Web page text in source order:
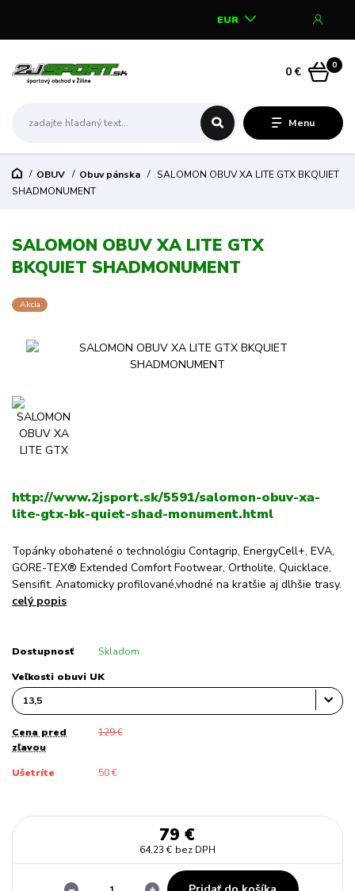
Menu
EUR
0
0 €
OBUV Obuv pánska
SALOMON OBUV XA LITE GTX BKQUIET
SHADMONUMENT
SALOMON OBUV XA LITE GTX
BKQUIET SHADMONUMENT
Akcia
http://www.2jsport.sk/5591/salomon-obuv-xa-
lite-gtx-bk-quiet-shad-monument.html
Topánky obohatené o technológiu Contagrip, EnergyCell+, EVA,
GORE-TEX® Extended Comfort Footwear, Ortholite, Quicklace,
Sensifit. Anatomicky profilované,vhodné na kratšie aj dlhšie trasy.
celý popis
Dostupnosť Skladom
Veľkosti obuvi UK
Cena pred
zľavou
129 €
Ušetríte 50 €
79 €
64,23 € bez DPH